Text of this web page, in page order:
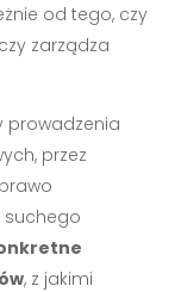
od tego, czy
zarządza
prowadzenia
przez
suchego
, z jakimi